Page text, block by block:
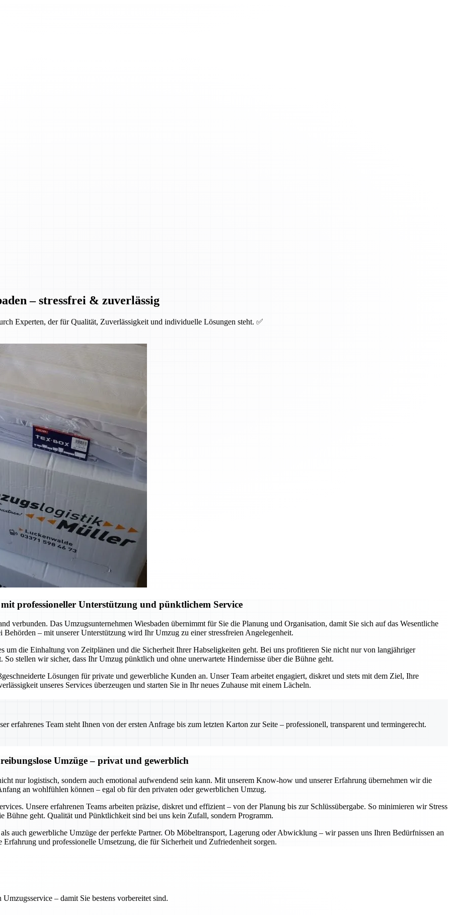
– stressfrei & zuverlässig
Experten, der für Qualität, Zuverlässigkeit und individuelle Lösungen steht. ✅
professioneller Unterstützung und pünktlichem Service
verbunden. Das Umzugsunternehmen Wiesbaden übernimmt für Sie die Planung und Organisation, damit Sie sich auf das Wesentliche
– mit unserer Unterstützung wird Ihr Umzug zu einer stressfreien Angelegenheit.
um die Einhaltung von Zeitplänen und die Sicherheit Ihrer Habseligkeiten geht. Bei uns profitieren Sie nicht nur von langjähriger
stellen wir sicher, dass Ihr Umzug pünktlich und ohne unerwartete Hindernisse über die Bühne geht.
Lösungen für private und gewerbliche Kunden an. Unser Team arbeitet engagiert, diskret und stets mit dem Ziel, Ihre
unseres Services überzeugen und starten Sie in Ihr neues Zuhause mit einem Lächeln.
erfahrenes Team steht Ihnen von der ersten Anfrage bis zum letzten Karton zur Seite – professionell, transparent und termingerecht.
Umzüge – privat und gewerblich
nur logistisch, sondern auch emotional aufwendend sein kann. Mit unserem Know-how und unserer Erfahrung übernehmen wir die
an wohlfühlen können – egal ob für den privaten oder gewerblichen Umzug.
Unsere erfahrenen Teams arbeiten präzise, diskret und effizient – von der Planung bis zur Schlüssübergabe. So minimieren wir Stress
Bühne geht. Qualität und Pünktlichkeit sind bei uns kein Zufall, sondern Programm.
auch gewerbliche Umzüge der perfekte Partner. Ob Möbeltransport, Lagerung oder Abwicklung – wir passen uns Ihren Bedürfnissen an
und professionelle Umsetzung, die für Sicherheit und Zufriedenheit sorgen.
– damit Sie bestens vorbereitet sind.